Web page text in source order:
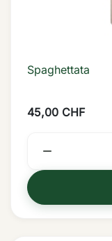
Spaghettata
45,00 CHF
